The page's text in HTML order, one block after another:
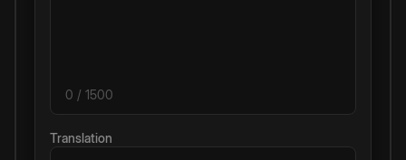
0 / 1500
Translation